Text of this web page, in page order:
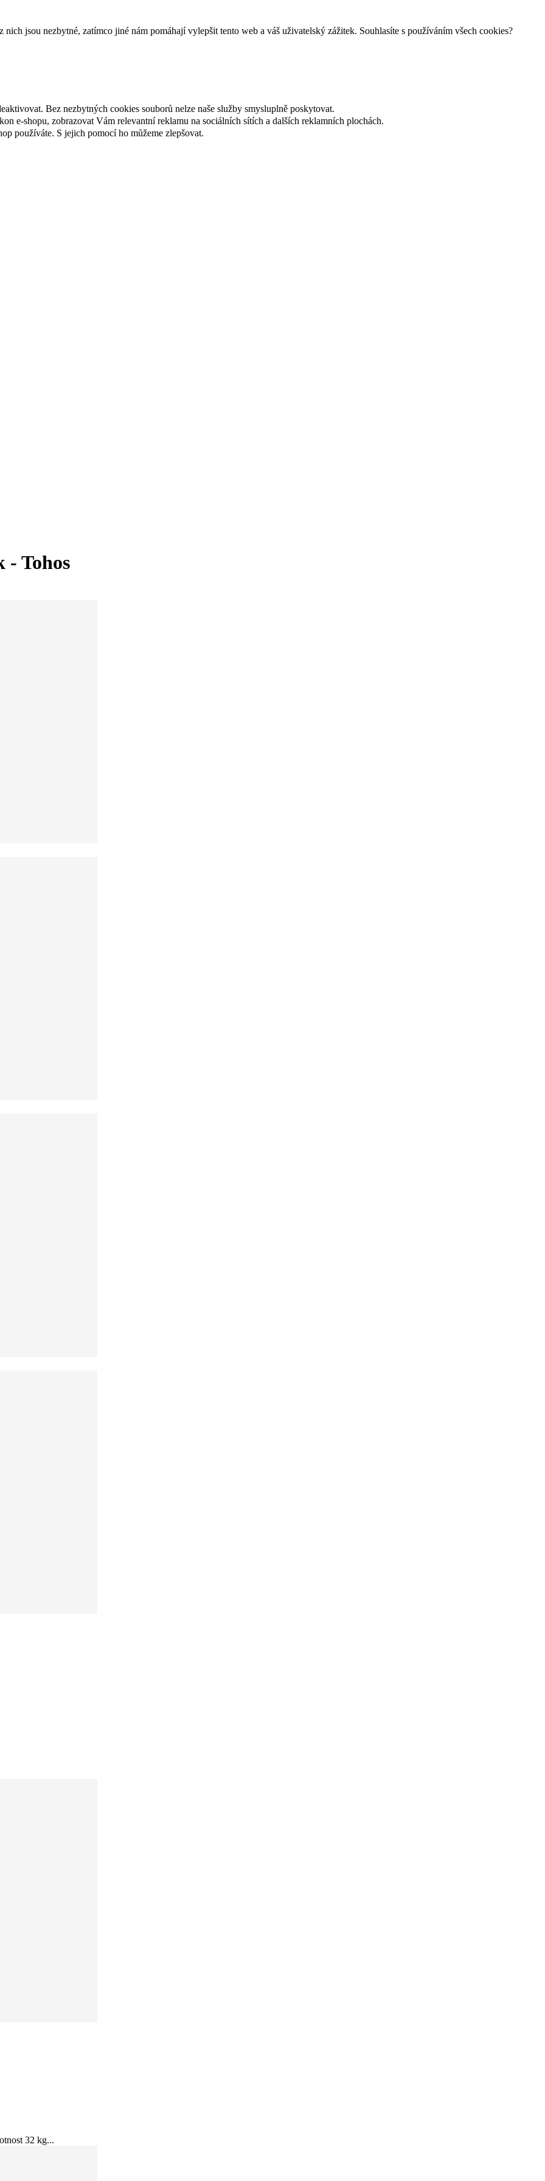
jsou nezbytné, zatímco jiné nám pomáhají vylepšit tento web a váš uživatelský zážitek. Souhlasíte s používáním všech cookies?
Bez nezbytných cookies souborů nelze naše služby smysluplně poskytovat.
e-shopu, zobrazovat Vám relevantní reklamu na sociálních sítích a dalších reklamních plochách.
používáte. S jejich pomocí ho můžeme zlepšovat.
- Tohos
32 kg...